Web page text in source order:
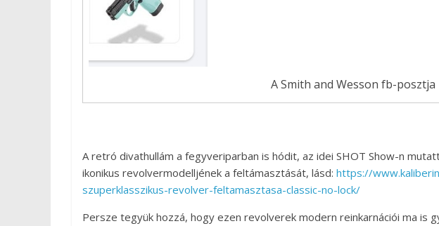
A Smith and Wesson fb-posztja
A retró divathullám a fegyveriparban is hódit, az idei SHOT Show-n
ikonikus revolvermodelljének a feltámasztását, lásd: https://
szuperklasszikus-revolver-feltamasztasa-classic-no-lock/
Persze tegyük hozzá, hogy ezen revolverek modern reinkarnációi ma is